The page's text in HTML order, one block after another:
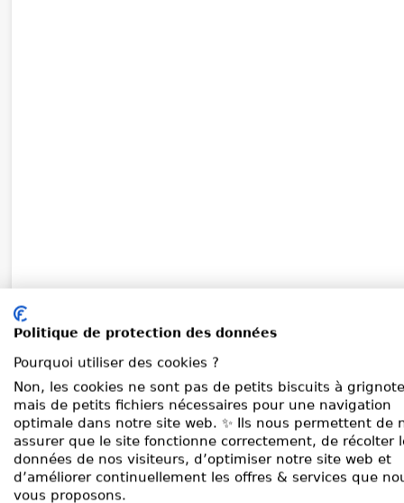
Politique de protection des données
Pourquoi utiliser des cookies ?
Non, les cookies ne sont pas de petits biscuits à
mais de petits fichiers nécessaires pour une navigation
optimale dans notre site web. ✨ Ils nous permettent de
assurer que le site fonctionne correctement, de récolter
données de nos visiteurs, d’optimiser notre site web et
d’améliorer continuellement les offres & services que
vous proposons.